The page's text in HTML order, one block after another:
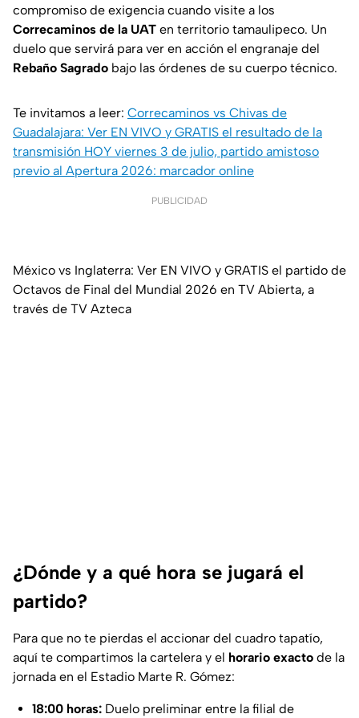
compromiso de exigencia cuando visite a los
Correcaminos de la UAT en territorio tamaulipeco. Un
duelo que servirá para ver en acción el engranaje del
Rebaño Sagrado bajo las órdenes de su cuerpo técnico.
Te invitamos a leer: Correcaminos vs Chivas de
Guadalajara: Ver EN VIVO y GRATIS el resultado de la
transmisión HOY viernes 3 de julio, partido amistoso
previo al Apertura 2026: marcador online
PUBLICIDAD
México vs Inglaterra: Ver EN VIVO y GRATIS el partido de
Octavos de Final del Mundial 2026 en TV Abierta, a
través de TV Azteca
¿Dónde y a qué hora se jugará el
partido?
Para que no te pierdas el accionar del cuadro tapatío,
aquí te compartimos la cartelera y el horario exacto de la
jornada en el Estadio Marte R. Gómez:
18:00 horas: Duelo preliminar entre la filial de